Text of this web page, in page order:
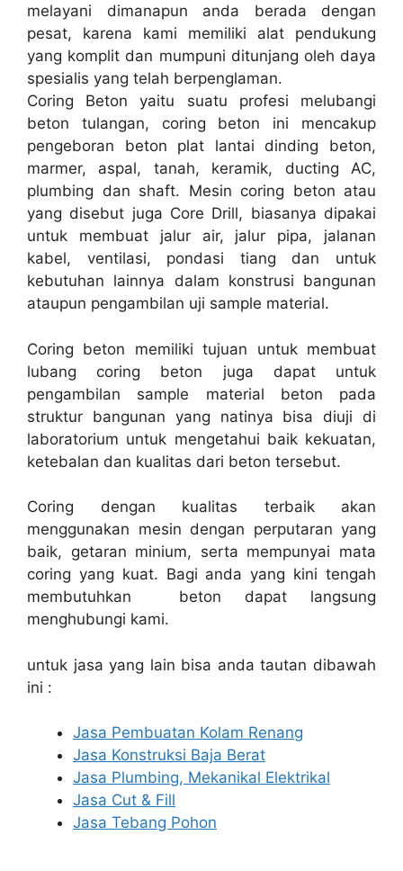
melayani dimanapun anda berada dengan
pesat, karena kami memiliki alat pendukung
yang komplit dan mumpuni ditunjang oleh daya
spesialis yang telah berpenglaman.
Coring Beton yaitu suatu profesi melubangi
beton tulangan, coring beton ini mencakup
pengeboran beton plat lantai dinding beton,
marmer, aspal, tanah, keramik, ducting AC,
plumbing dan shaft. Mesin coring beton atau
yang disebut juga Core Drill, biasanya dipakai
untuk membuat jalur air, jalur pipa, jalanan
kabel, ventilasi, pondasi tiang dan untuk
kebutuhan lainnya dalam konstrusi bangunan
ataupun pengambilan uji sample material.
Coring beton memiliki tujuan untuk membuat
lubang coring beton juga dapat untuk
pengambilan sample material beton pada
struktur bangunan yang natinya bisa diuji di
laboratorium untuk mengetahui baik kekuatan,
ketebalan dan kualitas dari beton tersebut.
Coring dengan kualitas terbaik akan
menggunakan mesin dengan perputaran yang
baik, getaran minium, serta mempunyai mata
coring yang kuat. Bagi anda yang kini tengah
membutuhkan beton dapat langsung
menghubungi kami.
untuk jasa yang lain bisa anda tautan dibawah
ini :
Jasa Pembuatan Kolam Renang
Jasa Konstruksi Baja Berat
Jasa Plumbing, Mekanikal Elektrikal
Jasa Cut & Fill
Jasa Tebang Pohon